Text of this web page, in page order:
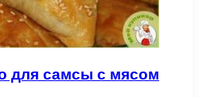
для самсы с мясом